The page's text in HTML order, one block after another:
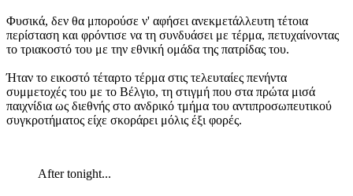
Φυσικά, δεν θα μπορούσε ν' αφήσει ανεκμετάλλευτη τέτοια
περίσταση και φρόντισε να τη συνδυάσει με τέρμα, πετυχαίνοντας
το τριακοστό του με την εθνική ομάδα της πατρίδας του.
Ήταν το εικοστό τέταρτο τέρμα στις τελευταίες πενήντα
συμμετοχές του με το Βέλγιο, τη στιγμή που στα πρώτα μισά
παιχνίδια ως διεθνής στο ανδρικό τμήμα του αντιπροσωπευτικού
συγκροτήματος είχε σκοράρει μόλις έξι φορές.
After tonight...